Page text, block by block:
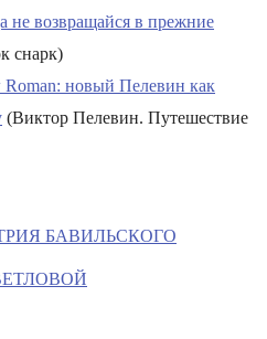
не возвращайся в прежние
снарк)
Roman: новый Пелевин как
(Виктор Пелевин. Путешествие
БАВИЛЬСКОГО